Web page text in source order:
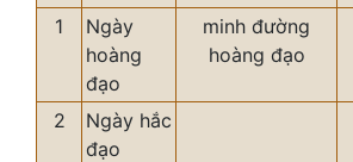
1
Ngày
hoàng
đạo
minh đường
hoàng đạo
2
Ngày hắc
đạo